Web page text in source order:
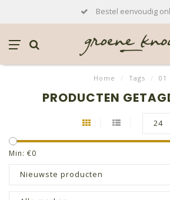
Bestel eenvoudig
Home / Tags / 01
PRODUCTEN
24
Min: €0
Nieuwste producten